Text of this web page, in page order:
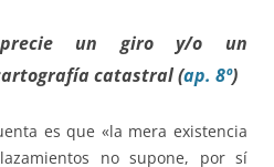
un giro y/o un
catastral (ap. 8º)
es que «la mera existencia
no supone, por sí